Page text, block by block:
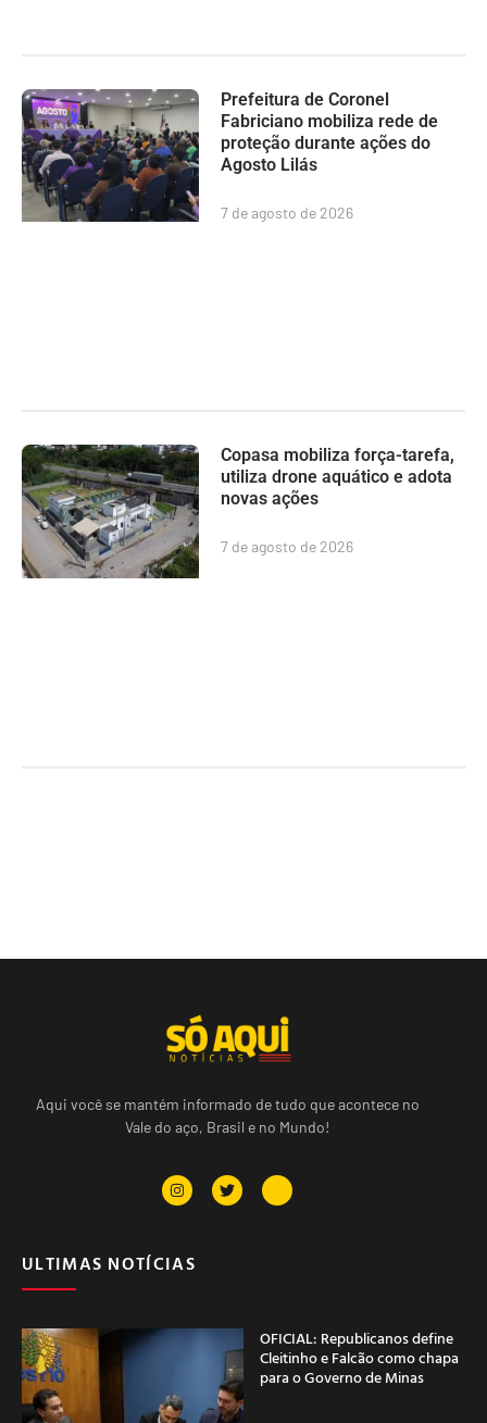
Prefeitura de Coronel
Fabriciano mobiliza rede de
proteção durante ações do
Agosto Lilás
7 de agosto de 2026
Copasa mobiliza força-tarefa,
utiliza drone aquático e adota
novas ações
7 de agosto de 2026
Aqui você se mantém informado de tudo que acontece no
Vale do aço, Brasil e no Mundo!
ULTIMAS NOTÍCIAS
OFICIAL: Republicanos define
Cleitinho e Falcão como chapa
para o Governo de Minas